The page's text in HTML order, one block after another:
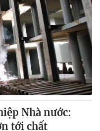
Nhà nước:
tới chất